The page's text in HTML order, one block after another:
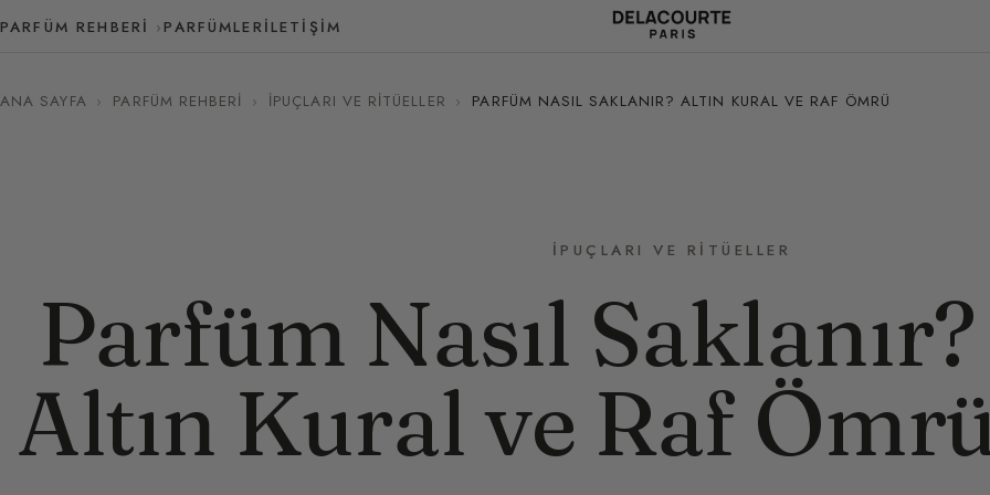
PARFÜM REHBERI PARFÜMLERİLETIŞIM
ANA SAYFA › PARFÜM REHBERI › İPUÇLARI VE RITÜELLER › PARFÜM NASIL SAKLANIR? ALTIN KURAL VE RAF ÖMRÜ
İPUÇLARI VE RITÜELLER
Parfüm Nasıl Saklanır?
Altın Kural ve Raf